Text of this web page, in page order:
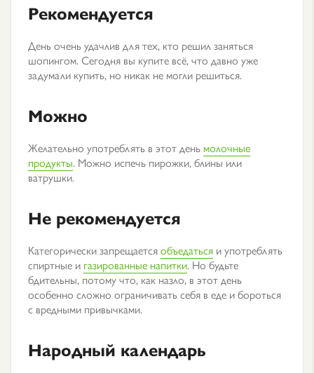
Рекомендуется
День очень удачлив для тех, кто решил заняться
шопингом. Сегодня вы купите всё, что давно уже
задумали купить, но никак не могли решиться.
Можно
Желательно употреблять в этот деньмолочные
продукты. Можно испечь пирожки, блины или
ватрушки.
Не рекомендуется
Категорически запрещаетсяобъедаться и употреблять
спиртные и газированные напитки. Но будьте
бдительны, потому что, как назло, в этот день
особенно сложно ограничивать себя в еде и бороться
с вредными привычками.
Народный календарь